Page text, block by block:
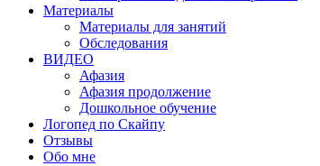
Материалы
Материалы для занятий
Обследования
ВИДЕО
Афазия
Афазия продолжение
Дошкольное обучение
Логопед по Скайпу
Отзывы
Обо мне